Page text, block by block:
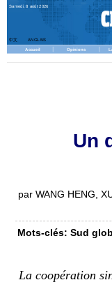
Samedi, 8 août 2026
中文
ANGLAIS
Accueil
Opinions
Un
par WANG HENG,
Mots-clés: Sud
La coopération